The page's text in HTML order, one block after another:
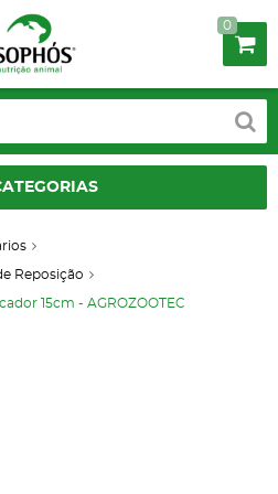
0
Reposição
15cm - AGROZOOTEC